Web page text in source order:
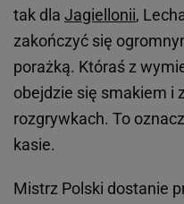
tak dla Jagiellonii,
zakończyć się
porażką. Któraś z
obejdzie się smakiem i
rozgrywkach. To
kasie.
Mistrz Polski dostanie